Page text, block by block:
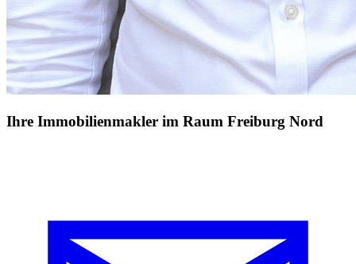
Ihre Immobilienmakler im Raum Freiburg Nord